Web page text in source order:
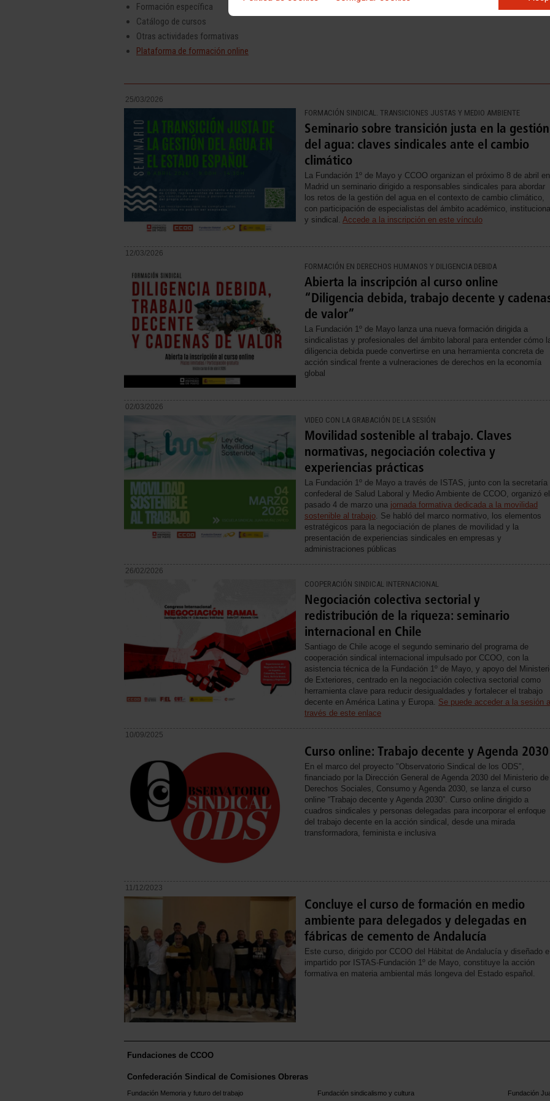
Formación específica
Catálogo de cursos
Otras actividades formativas
Plataforma de formación online
25/03/2026
FORMACIÓN SINDICAL. TRANSICIONES JUSTAS Y MEDIO AMBIENTE
Seminario sobre transición justa en la gestión
del agua: claves sindicales ante el cambio
climático
La Fundación 1º de Mayo y CCOO organizan el próximo 8 de abril en
Madrid un seminario dirigido a responsables sindicales para abordar
los retos de la gestión del agua en el contexto de cambio climático,
con participación de especialistas del ámbito académico,
y sindical. Accede a la inscripción en este vínculo
12/03/2026
FORMACIÓN EN DERECHOS HUMANOS Y DILIGENCIA DEBIDA
Abierta la inscripción al curso online
“Diligencia debida, trabajo decente y
de valor”
La Fundación 1º de Mayo lanza una nueva formación dirigida a
sindicalistas y profesionales del ámbito laboral para entender cómo
diligencia debida puede convertirse en una herramienta concreta de
acción sindical frente a vulneraciones de derechos en la economía
global
02/03/2026
VIDEO CON LA GRABACIÓN DE LA SESIÓN
Movilidad sostenible al trabajo. Claves
normativas, negociación colectiva y
experiencias prácticas
La Fundación 1º de Mayo a través de ISTAS, junto con la secretaría
confederal de Salud Laboral y Medio Ambiente de CCOO, organizó el
pasado 4 de marzo una jornada formativa dedicada a la movilidad
sostenible al trabajo . Se habló del marco normativo, los elementos
estratégicos para la negociación de planes de movilidad y la
presentación de experiencias sindicales en empresas y
administraciones públicas
26/02/2026
COOPERACIÓN SINDICAL INTERNACIONAL
Negociación colectiva sectorial y
redistribución de la riqueza: seminario
internacional en Chile
Santiago de Chile acoge el segundo seminario del programa de
cooperación sindical internacional impulsado por CCOO, con la
asistencia técnica de la Fundación 1º de Mayo, y apoyo del
de Exteriores, centrado en la negociación colectiva sectorial como
herramienta clave para reducir desigualdades y fortalecer el trabajo
decente en América Latina y Europa. Se puede acceder a la sesión a
través de este enlace
10/09/2025
Curso online: Trabajo decente y Agenda 2030
En el marco del proyecto "Observatorio Sindical de los ODS",
financiado por la Dirección General de Agenda 2030 del Ministerio de
Derechos Sociales, Consumo y Agenda 2030, se lanza el curso
online “Trabajo decente y Agenda 2030”. Curso online dirigido a
cuadros sindicales y personas delegadas para incorporar el enfoque
del trabajo decente en la acción sindical, desde una mirada
transformadora, feminista e inclusiva
11/12/2023
Concluye el curso de formación en medio
ambiente para delegados y delegadas en
fábricas de cemento de Andalucía
Este curso, dirigido por CCOO del Hábitat de Andalucía y diseñado e
impartido por ISTAS-Fundación 1º de Mayo, constituye la acción
formativa en materia ambiental más longeva del Estado español.
Fundaciones de CCOO
Confederación Sindical de Comisiones Obreras
Fundación Memoria y futuro del trabajo Fundación sindicalismo y cultura
Fundación